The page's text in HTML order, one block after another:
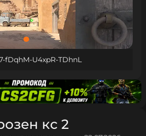
fDqhM-U4xpR-TDhnL
кс 2